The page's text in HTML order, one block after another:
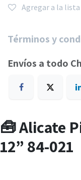
Agregar a la lista
Términos y
Envíos a todo
🧰 Alicate
12” 84-021